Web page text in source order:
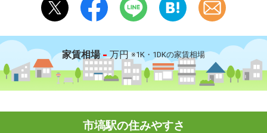
家賃相場 - 万円 ※1K・1DKの家賃相場
市塙駅の住みやすさ